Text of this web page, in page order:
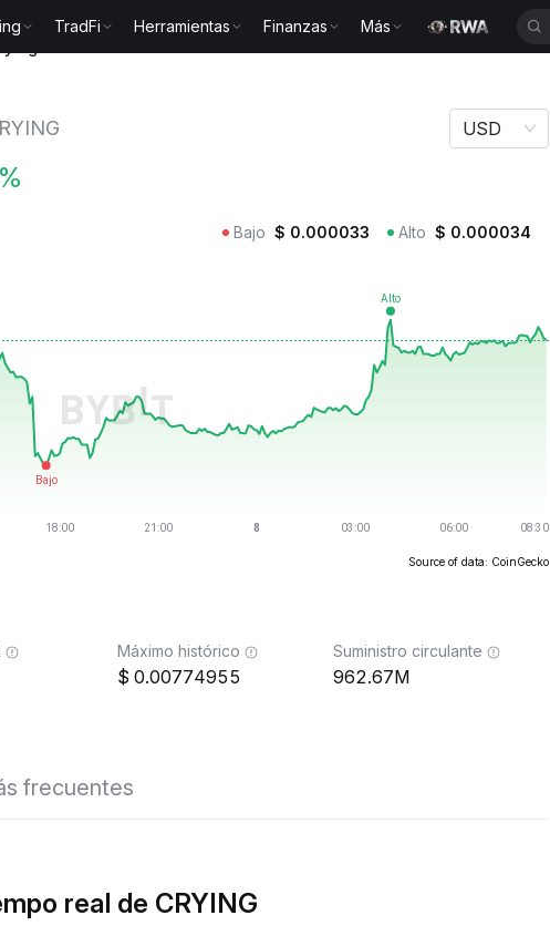
TradFi Herramientas Finanzas Más
USD
Bajo $ 0.000033 Alto $ 0.000034
Source of data: CoinGecko
Máximo histórico
0.00774955
Suministro circulante
962.67M
frecuentes
real de CRYING